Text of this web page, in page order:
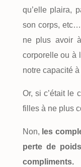
qu’elle plaira,
son corps,
ne plus avoir
corporelle ou à
notre capacité
Or, si c’était le
filles à ne plus
Non, les
perte de
compliments.